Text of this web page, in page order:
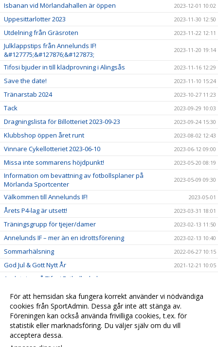
Isbanan vid Mörlandahallen är öppen 2023-12-01 10:02
Uppesittarlotter 2023 2023-11-30 12:50
Utdelning från Gräsroten 2023-11-22 12:11
Julklappstips från Annelunds IF!
&#127775;&#127876;&#127873;
2023-11-20 19:14
Tifosi bjuder in till klädprovning i Alingsås 2023-11-16 12:29
Save the date! 2023-11-10 15:24
Tränarstab 2024 2023-10-27 11:23
Tack 2023-09-29 10:03
Dragningslista för Billotteriet 2023-09-23 2023-09-24 15:30
Klubbshop öppen året runt 2023-08-02 12:43
Vinnare Cykellotteriet 2023-06-10 2023-06-12 09:00
Missa inte sommarens höjdpunkt! 2023-05-20 08:19
Information om bevattning av fotbollsplaner på
Mörlanda Sportcenter
2023-05-09 09:30
Välkommen till Annelunds IF! 2023-05-01
Årets P4-lag är utsett! 2023-03-31 18:01
Träningsgrupp för tjejer/damer 2023-02-13 11:50
Annelunds IF – mer än en idrottsförening 2023-02-13 10:40
Sommarhälsning 2022-06-27 10:15
God Jul & Gott Nytt År 2021-12-21 10:05
Avslutning på Tifosi Fotbollsskola
God Jul och Gott Nytt År! 2020-12-14 12:33
Summering av 2019 2019-12-23 10:15
Summering av 2018 2018-12-20 14:48
För att hemsidan ska fungera korrekt använder vi nödvändiga
cookies från SportAdmin. Dessa går inte att stänga av.
Föreningen kan också använda frivilliga cookies, t.ex. för
statistik eller marknadsföring. Du väljer själv om du vill
acceptera dessa.